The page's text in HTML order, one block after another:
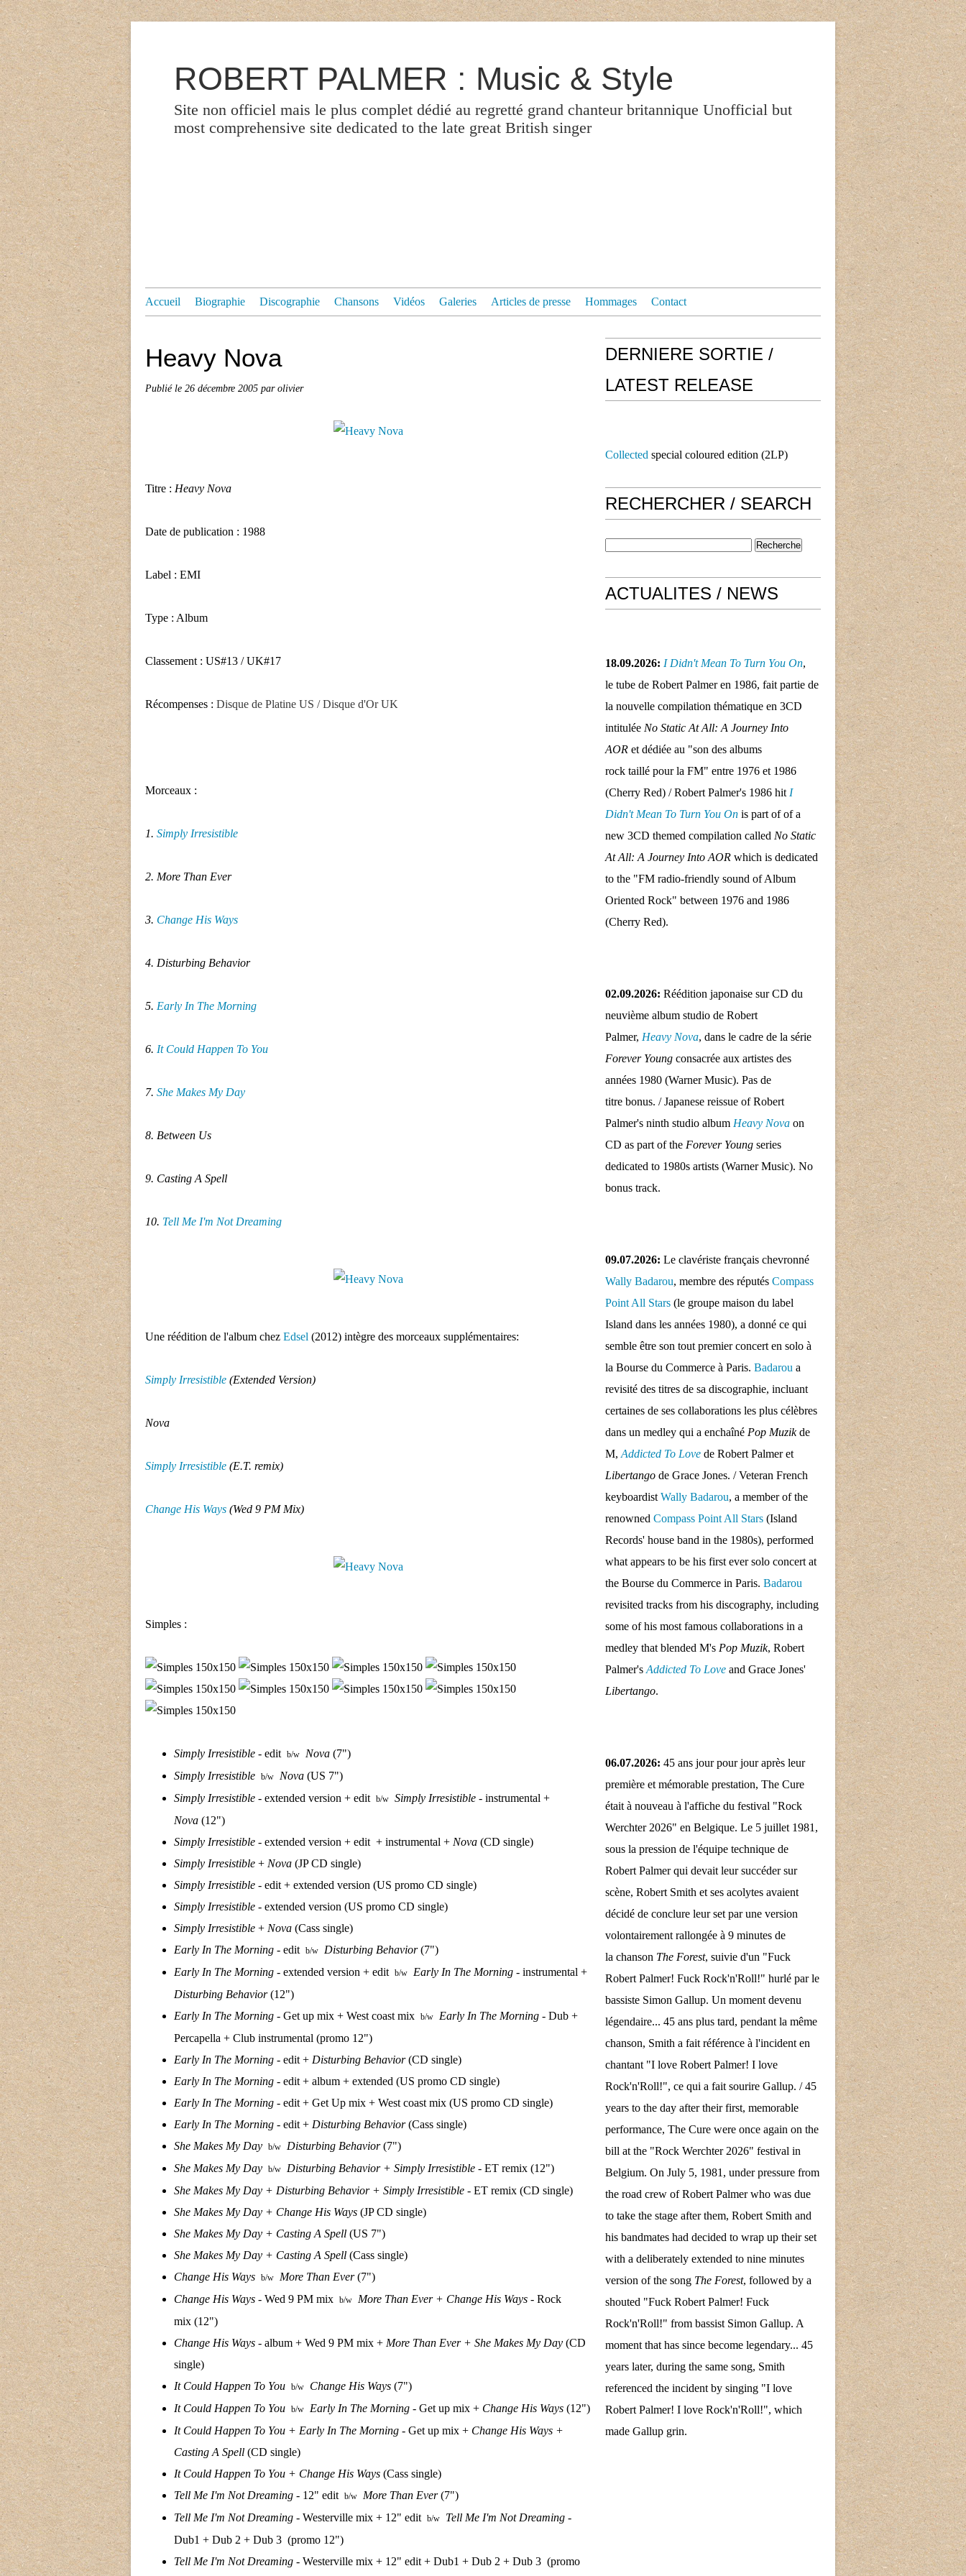
ROBERT PALMER : Music & Style
Site non officiel mais le plus complet dédié au regretté grand chanteur britannique Unofficial but
most comprehensive site dedicated to the late great British singer
Accueil Biographie Discographie Chansons Vidéos Galeries Articles de presse Hommages Contact
Heavy Nova
Publié le 26 décembre 2005 par olivier
Titre : Heavy Nova
Date de publication : 1988
Label : EMI
Type : Album
Classement : US#13 / UK#17
Récompenses : Disque de Platine US / Disque d'Or UK
Morceaux :
1. Simply Irresistible
2. More Than Ever
3. Change His Ways
4. Disturbing Behavior
5. Early In The Morning
6. It Could Happen To You
7. She Makes My Day
8. Between Us
9. Casting A Spell
10. Tell Me I'm Not Dreaming
Une réédition de l'album chez Edsel (2012) intègre des morceaux supplémentaires:
Simply Irresistible (Extended Version)
Nova
Simply Irresistible (E.T. remix)
Change His Ways (Wed 9 PM Mix)
Simples :
Simply Irresistible - edit b/w Nova (7")
Simply Irresistible b/w Nova (US 7")
Simply Irresistible - extended version + edit b/w Simply Irresistible - instrumental +
Nova (12")
Simply Irresistible - extended version + edit + instrumental + Nova (CD single)
Simply Irresistible + Nova (JP CD single)
Simply Irresistible - edit + extended version (US promo CD single)
Simply Irresistible - extended version (US promo CD single)
Simply Irresistible + Nova (Cass single)
Early In The Morning - edit b/w Disturbing Behavior(7")
Early In The Morning - extended version + edit b/w Early In The Morning - instrumental +
Disturbing Behavior(12")
Early In The Morning - Get up mix + West coast mix b/w Early In The Morning - Dub +
Percapella + Club instrumental (promo 12")
Early In The Morning - edit + Disturbing Behavior(CD single)
Early In The Morning - edit + album + extended (US promo CD single)
Early In The Morning - edit + Get Up mix + West coast mix (US promo CD single)
Early In The Morning - edit + Disturbing Behavior(Cass single)
She Makes My Day b/w Disturbing Behavior(7")
She Makes My Day b/w Disturbing Behavior + Simply Irresistible - ET remix (12")
She Makes My Day + Disturbing Behavior + Simply Irresistible - ET remix (CD single)
She Makes My Day + Change His Ways (JP CD single)
She Makes My Day + Casting A Spell (US 7")
She Makes My Day + Casting A Spell (Cass single)
Change His Ways b/w More Than Ever(7")
Change His Ways - Wed 9 PM mix b/w More Than Ever + Change His Ways - Rock
mix (12")
Change His Ways - album + Wed 9 PM mix + More Than Ever + She Makes My Day (CD
single)
It Could Happen To You b/w Change His Ways (7")
It Could Happen To You b/w Early In The Morning - Get up mix + Change His Ways (12")
It Could Happen To You + Early In The Morning - Get up mix + Change His Ways +
Casting A Spell (CD single)
It Could Happen To You + Change His Ways (Cass single)
Tell Me I'm Not Dreaming - 12" edit b/w More Than Ever(7")
Tell Me I'm Not Dreaming - Westerville mix + 12" edit b/w Tell Me I'm Not Dreaming -
Dub1 + Dub 2 + Dub 3 (promo 12")
Tell Me I'm Not Dreaming - Westerville mix + 12" edit + Dub1 + Dub 2 + Dub 3 (promo
DERNIERE SORTIE /
LATEST RELEASE
Collected special coloured edition (2LP)
RECHERCHER / SEARCH
ACTUALITES / NEWS
18.09.2026: I Didn't Mean To Turn You On,
le tube de Robert Palmer en 1986, fait partie de
la nouvelle compilation thématique en 3CD
intitulée No Static At All: A Journey Into
AOR et dédiée au "son des albums
rock taillé pour la FM" entre 1976 et 1986
(Cherry Red) / Robert Palmer's 1986 hit I
Didn't Mean To Turn You On is part of of a
new 3CD themed compilation called No Static
At All: A Journey Into AOR which is dedicated
to the "FM radio-friendly sound of Album
Oriented Rock" between 1976 and 1986
(Cherry Red).
02.09.2026: Réédition japonaise sur CD du
neuvième album studio de Robert
Palmer, Heavy Nova, dans le cadre de la série
Forever Young consacrée aux artistes des
années 1980 (Warner Music). Pas de
titre bonus. / Japanese reissue of Robert
Palmer's ninth studio album Heavy Nova on
CD as part of the Forever Young series
dedicated to 1980s artists (Warner Music). No
bonus track.
09.07.2026: Le clavériste français chevronné
Wally Badarou, membre des réputés Compass
Point All Stars (le groupe maison du label
Island dans les années 1980), a donné ce qui
semble être son tout premier concert en solo à
la Bourse du Commerce à Paris. Badarou a
revisité des titres de sa discographie, incluant
certaines de ses collaborations les plus célèbres
dans un medley qui a enchaîné Pop Muzikde
M, Addicted To Love de Robert Palmer et
Libertango de Grace Jones. / Veteran French
keyboardist Wally Badarou, a member of the
renowned Compass Point All Stars (Island
Records' house band in the 1980s), performed
what appears to be his first ever solo concert at
the Bourse du Commerce in Paris. Badarou
revisited tracks from his discography, including
some of his most famous collaborations in a
medley that blended M's Pop Muzik, Robert
Palmer's Addicted To Love and Grace Jones'
Libertango.
06.07.2026: 45 ans jour pour jour après leur
première et mémorable prestation, The Cure
était à nouveau à l'affiche du festival "Rock
Werchter 2026" en Belgique. Le 5 juillet 1981,
sous la pression de l'équipe technique de
Robert Palmer qui devait leur succéder sur
scène, Robert Smith et ses acolytes avaient
décidé de conclure leur set par une version
volontairement rallongée à 9 minutes de
la chanson The Forest, suivie d'un "Fuck
Robert Palmer! Fuck Rock'n'Roll!" hurlé par le
bassiste Simon Gallup. Un moment devenu
légendaire... 45 ans plus tard, pendant la même
chanson, Smith a fait référence à l'incident en
chantant "I love Robert Palmer! I love
Rock'n'Roll!", ce qui a fait sourire Gallup. / 45
years to the day after their first, memorable
performance, The Cure were once again on the
bill at the "Rock Werchter 2026" festival in
Belgium. On July 5, 1981, under pressure from
the road crew of Robert Palmer who was due
to take the stage after them, Robert Smith and
his bandmates had decided to wrap up their set
with a deliberately extended to nine minutes
version of the song The Forest, followed by a
shouted "Fuck Robert Palmer! Fuck
Rock'n'Roll!" from bassist Simon Gallup. A
moment that has since become legendary... 45
years later, during the same song, Smith
referenced the incident by singing "I love
Robert Palmer! I love Rock'n'Roll!", which
made Gallup grin.